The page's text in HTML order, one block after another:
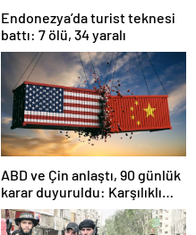
Endonezya’da turist teknesi
battı: 7 ölü, 34 yaralı
ABD ve Çin anlaştı, 90 günlük
karar duyuruldu: Karşılıklı
tarife indirimi geldi!